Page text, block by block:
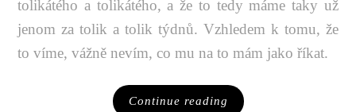
tolikátého a tolikátého, a že to tedy máme taky už
jenom za tolik a tolik týdnů. Vzhledem k tomu, že
to víme, vážně nevím, co mu na to mám jako říkat.
Continue reading